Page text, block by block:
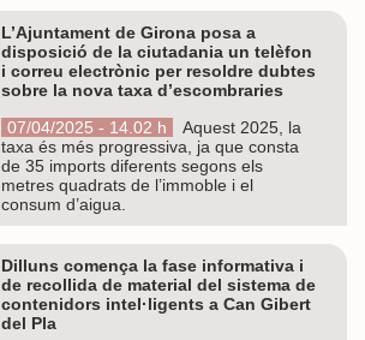
L’Ajuntament de Girona posa a
disposició de la ciutadania un telèfon
i correu electrònic per resoldre dubtes
sobre la nova taxa d’escombraries
07/04/2025 - 14.02 h
Aquest 2025, la
taxa és més progressiva, ja que consta
de 35 imports diferents segons els
metres quadrats de l’immoble i el
consum d’aigua.
Dilluns comença la fase informativa i
de recollida de material del sistema de
contenidors intel·ligents a Can Gibert
del Pla